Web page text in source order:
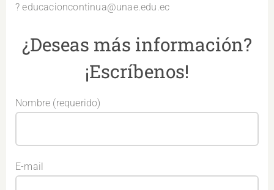
? educacioncontinua@unae.edu.ec
¿Deseas más información?
¡Escríbenos!
Nombre (requerido)
E-mail